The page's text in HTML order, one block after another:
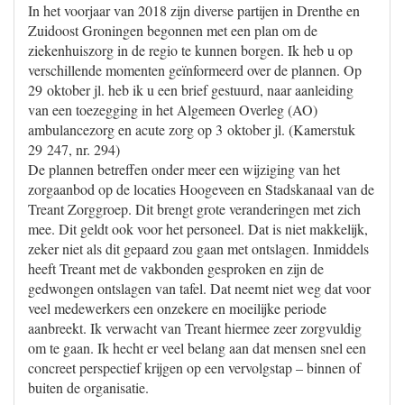
In het voorjaar van 2018 zijn diverse partijen in Drenthe en
Zuidoost Groningen begonnen met een plan om de
ziekenhuiszorg in de regio te kunnen borgen. Ik heb u op
verschillende momenten geïnformeerd over de plannen. Op
29 oktober jl. heb ik u een brief gestuurd, naar aanleiding
van een toezegging in het Algemeen Overleg (AO)
ambulancezorg en acute zorg op 3 oktober jl. (Kamerstuk
29 247, nr. 294)
De plannen betreffen onder meer een wijziging van het
zorgaanbod op de locaties Hoogeveen en Stadskanaal van de
Treant Zorggroep. Dit brengt grote veranderingen met zich
mee. Dit geldt ook voor het personeel. Dat is niet makkelijk,
zeker niet als dit gepaard zou gaan met ontslagen. Inmiddels
heeft Treant met de vakbonden gesproken en zijn de
gedwongen ontslagen van tafel. Dat neemt niet weg dat voor
veel medewerkers een onzekere en moeilijke periode
aanbreekt. Ik verwacht van Treant hiermee zeer zorgvuldig
om te gaan. Ik hecht er veel belang aan dat mensen snel een
concreet perspectief krijgen op een vervolgstap – binnen of
buiten de organisatie.